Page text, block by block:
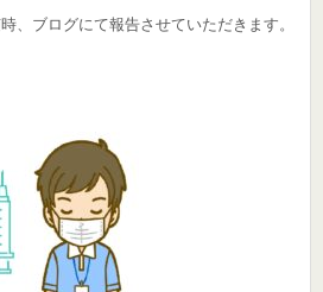
、ブログにて報告させていただきます。